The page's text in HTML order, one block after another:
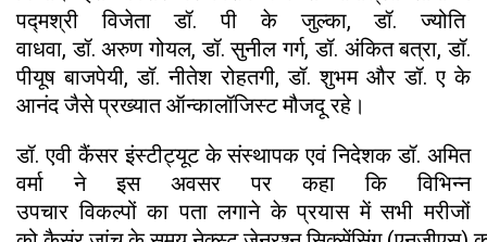
पद्मश्री विजेता डॉ. पी के जुल्का, डॉ. ज्योति
वाधवा, डॉ. अरुण गोयल, डॉ. सुनील गर्ग, डॉ. अंकित बत्रा, डॉ.
पीयूष बाजपेयी, डॉ. नीतेश रोहतगी, डॉ. शुभम और डॉ. ए के
आनंद जैसे प्रख्यात ऑन्कालॉजिस्ट मौजदू रहे।
डॉ. एवी कैंसर इंस्टीट्यूट के संस्थापक एवं निदेशक डॉ. अमित
वर्मा ने इस अवसर पर कहा कि विभिन्न
उपचार विकल्पों का पता लगाने के प्रयास में सभी मरीजों